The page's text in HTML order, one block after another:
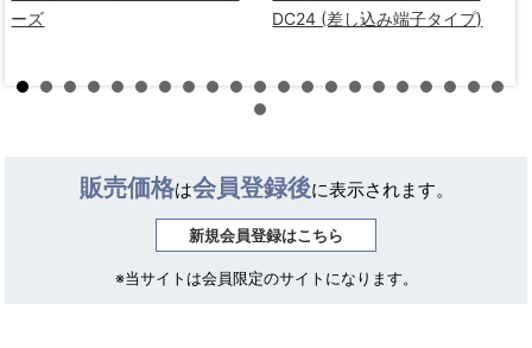
ーズ
DC24 (差し込み端子タイプ)
販売価格は会員登録後に表示されます。
新規会員登録はこちら
※当サイトは会員限定のサイトになります。